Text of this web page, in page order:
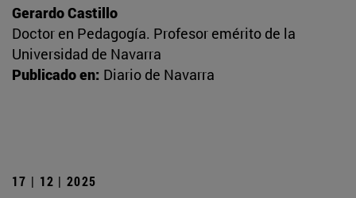
Gerardo Castillo
Doctor en Pedagogía. Profesor emérito de la
Universidad de Navarra
Publicado en: Diario de Navarra
17 | 12 | 2025